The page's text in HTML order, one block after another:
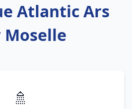
Atlantic Ars
Moselle
🚿